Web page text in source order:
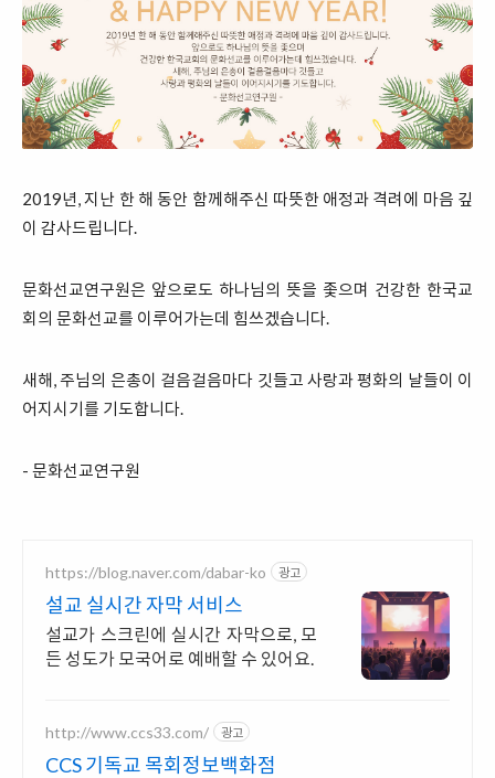
2019년, 지난 한 해 동안 함께해주신 따뜻한 애정과 격려에 마음 깊
이 감사드립니다.
문화선교연구원은 앞으로도 하나님의 뜻을 좇으며 건강한 한국교
회의 문화선교를 이루어가는데 힘쓰겠습니다.
새해, 주님의 은총이 걸음걸음마다 깃들고 사랑과 평화의 날들이 이
어지시기를 기도합니다.
- 문화선교연구원
https://blog.naver.com/dabar-ko 광고
설교 실시간 자막 서비스
설교가 스크린에 실시간 자막으로, 모
든 성도가 모국어로 예배할 수 있어요.
http://www.ccs33.com/ 광고
CCS 기독교 목회정보백화점